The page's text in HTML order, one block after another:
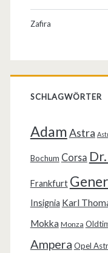
Zafira
SCHLAGWÖRTER
AdamAstra
Bochum Corsa
Frankfurt
Insignia Karl
Mokka Monza
Ampera Opel